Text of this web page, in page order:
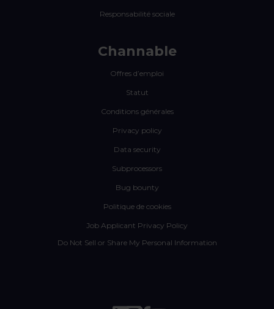
Responsabilité sociale
Channable
Offres d’emploi
Statut
Conditions générales
Privacy policy
Data security
Subprocessors
Bug bounty
Politique de cookies
Job Applicant Privacy Policy
Do Not Sell or Share My Personal Information